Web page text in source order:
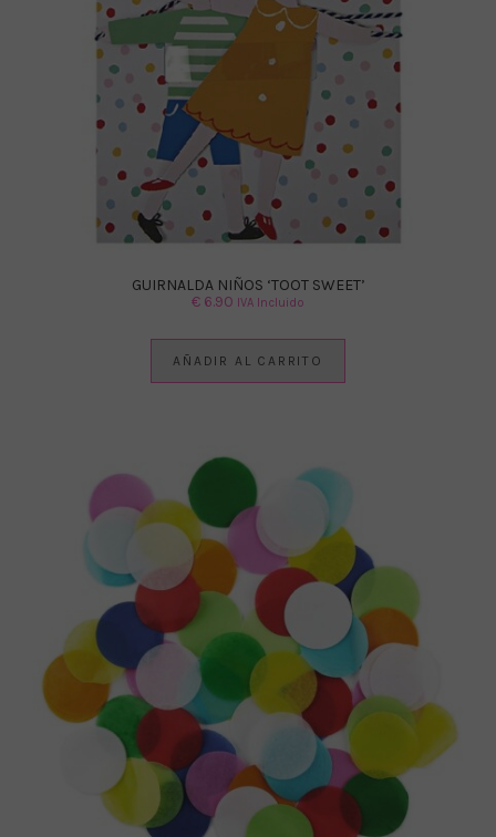
GUIRNALDA NIÑOS ‘TOOT SWEET’
€ 6.90 IVA Incluido
AÑADIR AL CARRITO